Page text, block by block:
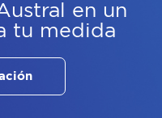
en un
tu medida